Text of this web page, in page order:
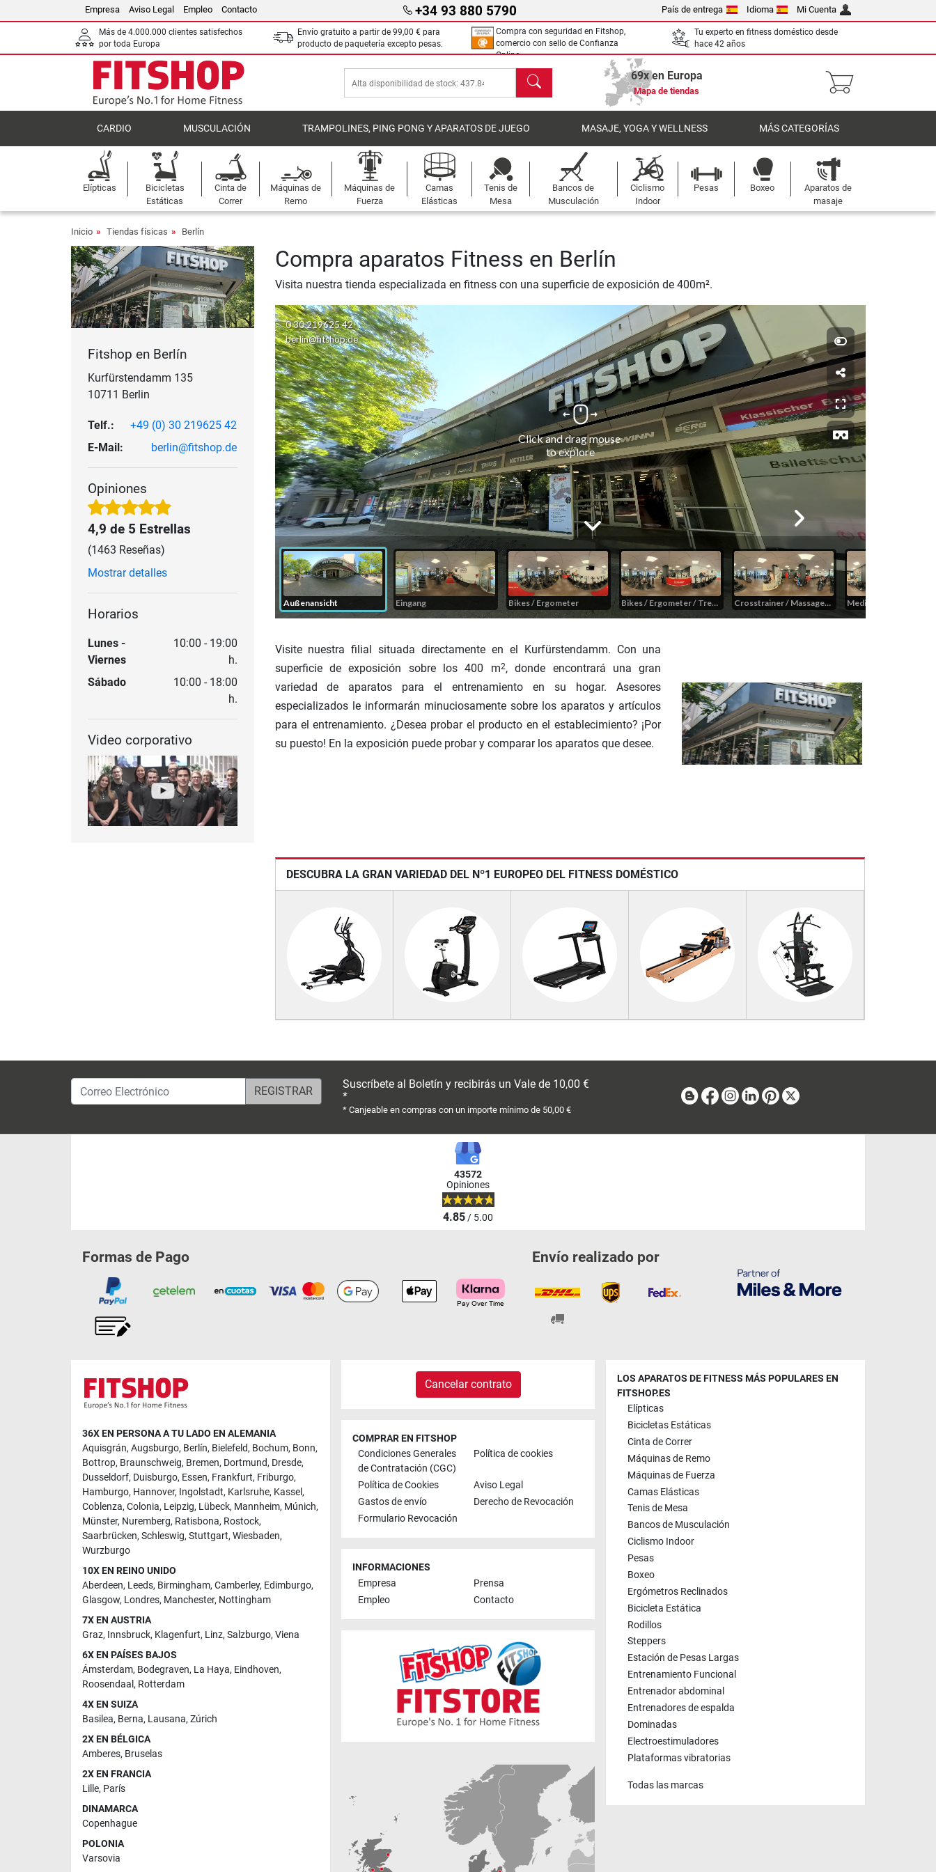
Empresa Aviso Legal Empleo Contacto +34 93 880 5790 País de entrega Idioma Mi Cuenta
Más de 4.000.000 clientes satisfechos
por toda Europa
Envío gratuito a partir de 99,00 € para
producto de paquetería excepto pesas.
Compra con seguridad en Fitshop,
comercio con sello de Confianza
Online.
Tu experto en fitness doméstico desde
hace 42 años
Buscar 69x en Europa
Mapa de tiendas
CARDIO MUSCULACIÓN TRAMPOLINES, PING PONG Y APARATOS DE JUEGO MASAJE, YOGA Y WELLNESS MÁS CATEGORÍAS
Elípticas
Bicicletas
Estáticas
Cinta de
Correr
Máquinas de
Remo
Máquinas de
Fuerza
Camas
Elásticas
Tenis de
Mesa
Bancos de
Musculación
Ciclismo
Indoor
Pesas Boxeo
Aparatos de
masaje
Inicio Tiendas físicas Berlín
Fitshop en Berlín
Kurfürstendamm 135
10711 Berlin
Telf.:
+49 (0) 30 219625 42
E-Mail:
berlin@fitshop.de
Opiniones
4,9 de 5 Estrellas
(1463 Reseñas)
Mostrar detalles
Horarios
Lunes -
Viernes
10:00 - 19:00
h.
Sábado
10:00 - 18:00
h.
Video corporativo
Compra aparatos Fitness en Berlín
Visita nuestra tienda especializada en fitness con una superficie de exposición de 400m².
Visite nuestra filial situada directamente en el Kurfürstendamm. Con una
superficie de exposición sobre los 400 m2, donde encontrará una gran
variedad de aparatos para el entrenamiento en su hogar. Asesores
especializados le informarán minuciosamente sobre los aparatos y artículos
para el entrenamiento. ¿Desea probar el producto en el establecimiento? ¡Por
su puesto! En la exposición puede probar y comparar los aparatos que desee.
Previous Next
DESCUBRA LA GRAN VARIEDAD DEL Nº1 EUROPEO DEL FITNESS DOMÉSTICO
Correo Electrónico
Suscríbete al Boletín y recibirás un Vale de 10,00 €
*
* Canjeable en compras con un importe mínimo de 50,00 €
BlogFacebook
Instagram
LinkedinPinterest
43572
Opiniones
4.85/ 5.00
Formas de Pago Envío realizado por
36X EN PERSONA A TU LADO EN ALEMANIA
Aquisgrán, Augsburgo, Berlín, Bielefeld, Bochum, Bonn,
Bottrop, Braunschweig, Bremen, Dortmund, Dresde,
Dusseldorf, Duisburgo, Essen, Frankfurt, Friburgo,
Hamburgo, Hannover, Ingolstadt, Karlsruhe, Kassel,
Coblenza, Colonia, Leipzig, Lübeck, Mannheim, Múnich,
Münster, Nuremberg, Ratisbona, Rostock,
Saarbrücken, Schleswig, Stuttgart, Wiesbaden,
Wurzburgo
10X EN REINO UNIDO
Aberdeen, Leeds, Birmingham, Camberley, Edimburgo,
Glasgow, Londres, Manchester, Nottingham
7X EN AUSTRIA
Graz, Innsbruck, Klagenfurt, Linz, Salzburgo, Viena
6X EN PAÍSES BAJOS
Ámsterdam, Bodegraven, La Haya, Eindhoven,
Roosendaal , Rotterdam
4X EN SUIZA
Basilea, Berna, Lausana, Zúrich
2X EN BÉLGICA
Amberes, Bruselas
2X EN FRANCIA
Lille, París
DINAMARCA
Copenhague
POLONIA
Varsovia
Cancelar contrato
COMPRAR EN FITSHOP
Condiciones Generales
de Contratación (CGC)
Política de cookies
Política de Cookies
Aviso Legal
Gastos de envío
Derecho de Revocación
Formulario Revocación
INFORMACIONES
Empresa
Prensa
Empleo
Contacto
LOS APARATOS DE FITNESS MÁS POPULARES EN
FITSHOP.ES
Elípticas
Bicicletas Estáticas
Cinta de Correr
Máquinas de Remo
Máquinas de Fuerza
Camas Elásticas
Tenis de Mesa
Bancos de Musculación
Ciclismo Indoor
Pesas
Boxeo
Ergómetros Reclinados
Bicicleta Estática
Rodillos
Steppers
Estación de Pesas Largas
Entrenamiento Funcional
Entrenador abdominal
Entrenadores de espalda
Dominadas
Electroestimuladores
Plataformas vibratorias
Todas las marcas